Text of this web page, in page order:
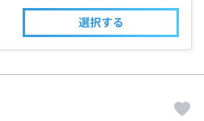
選択する